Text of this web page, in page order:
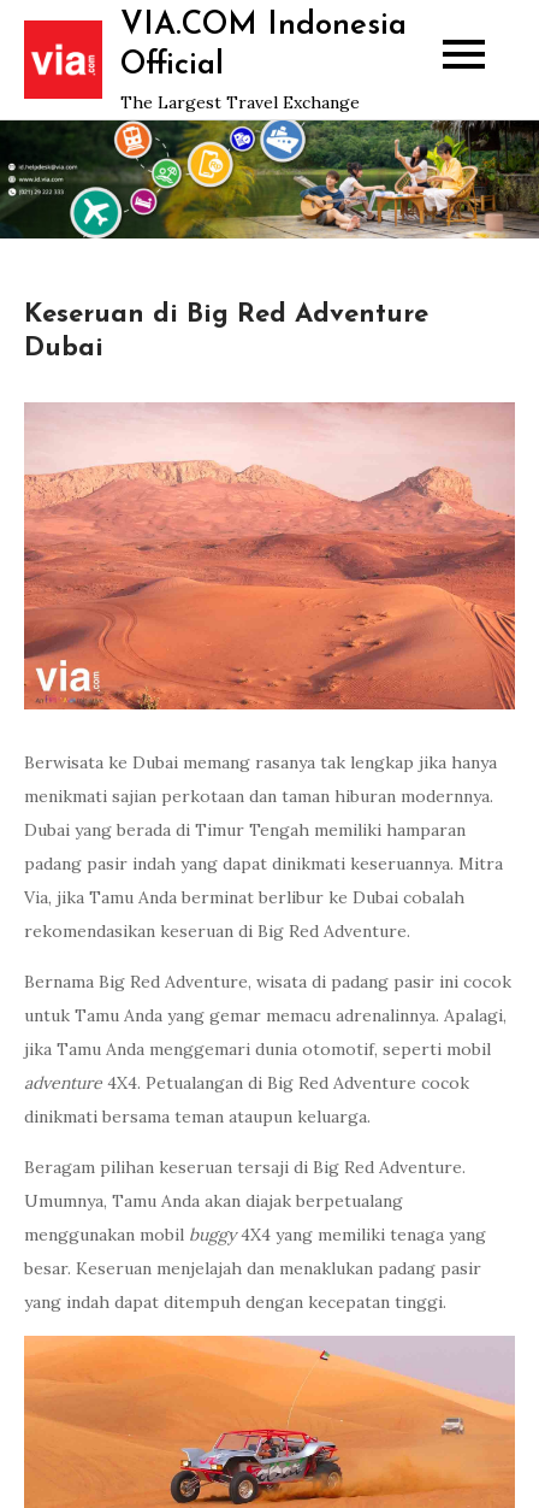
Skip
content
VIA.COM Indonesia
Official
The Largest Travel Exchange
Keseruan di Big Red Adventure
Dubai
Berwisata ke Dubai memang rasanya tak lengkap jika hanya
menikmati sajian perkotaan dan taman hiburan modernnya.
Dubai yang berada di Timur Tengah memiliki hamparan
padang pasir indah yang dapat dinikmati keseruannya. Mitra
Via, jika Tamu Anda berminat berlibur ke Dubai cobalah
rekomendasikan keseruan di Big Red Adventure.
Bernama Big Red Adventure, wisata di padang pasir ini cocok
untuk Tamu Anda yang gemar memacu adrenalinnya. Apalagi,
jika Tamu Anda menggemari dunia otomotif, seperti mobil
adventure 4X4. Petualangan di Big Red Adventure cocok
dinikmati bersama teman ataupun keluarga.
Beragam pilihan keseruan tersaji di Big Red Adventure.
Umumnya, Tamu Anda akan diajak berpetualang
menggunakan mobil buggy4X4 yang memiliki tenaga yang
besar. Keseruan menjelajah dan menaklukan padang pasir
yang indah dapat ditempuh dengan kecepatan tinggi.